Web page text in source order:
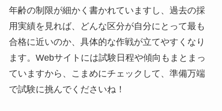
年齢の制限が細かく書かれていますし、過去の採
用実績を見れば、どんな区分が自分にとって最も
合格に近いのか、具体的な作戦が立てやすくなり
ます。Webサイトには試験日程や傾向もまとまっ
ていますから、こまめにチェックして、準備万端
で試験に挑んでくださいね！